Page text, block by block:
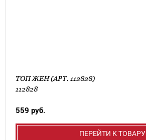
ТОП ЖЕН (АРТ. 112828)
112828
559 руб.
ПЕРЕЙТИ К ТОВАРУ